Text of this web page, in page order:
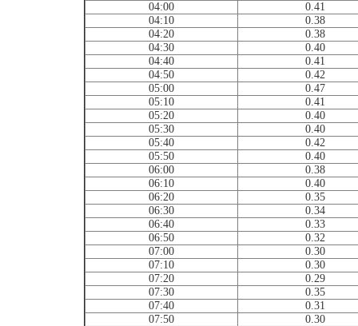
04:00
0.41
04:10
0.38
04:20
0.38
04:30
0.40
04:40
0.41
04:50
0.42
05:00
0.47
05:10
0.41
05:20
0.40
05:30
0.40
05:40
0.42
05:50
0.40
06:00
0.38
06:10
0.40
06:20
0.35
06:30
0.34
06:40
0.33
06:50
0.32
07:00
0.30
07:10
0.30
07:20
0.29
07:30
0.35
07:40
0.31
07:50
0.30